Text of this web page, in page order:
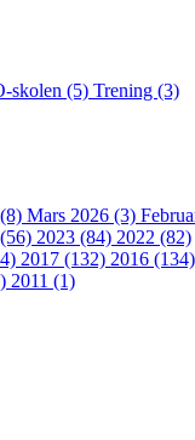
skolen (5) Trening (3)
Mars 2026 (3)
2023 (84) 2022 (82)
2017 (132) 2016 (134)
2011 (1)